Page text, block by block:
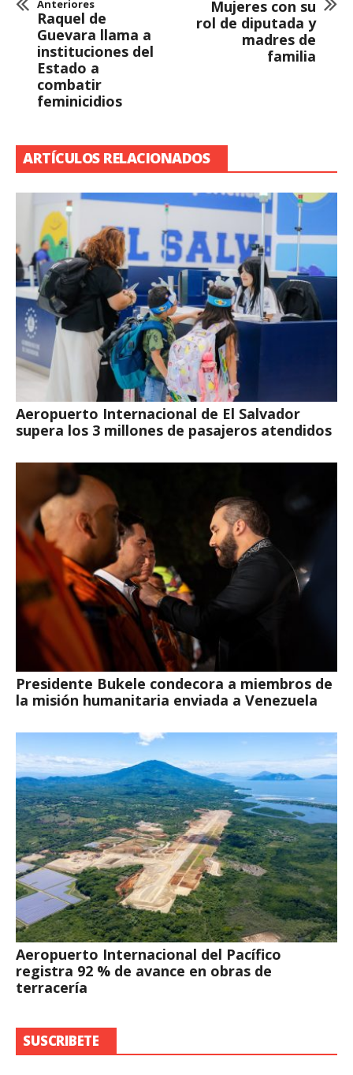
Anteriores
Raquel de
Guevara llama a
instituciones del
Estado a
combatir
feminicidios
Mujeres con su
rol de diputada y
madres de
familia
ARTÍCULOS RELACIONADOS
Aeropuerto Internacional de El Salvador
supera los 3 millones de pasajeros atendidos
Presidente Bukele condecora a miembros de
la misión humanitaria enviada a Venezuela
Aeropuerto Internacional del Pacífico
registra 92 % de avance en obras de
terracería
SUSCRIBETE